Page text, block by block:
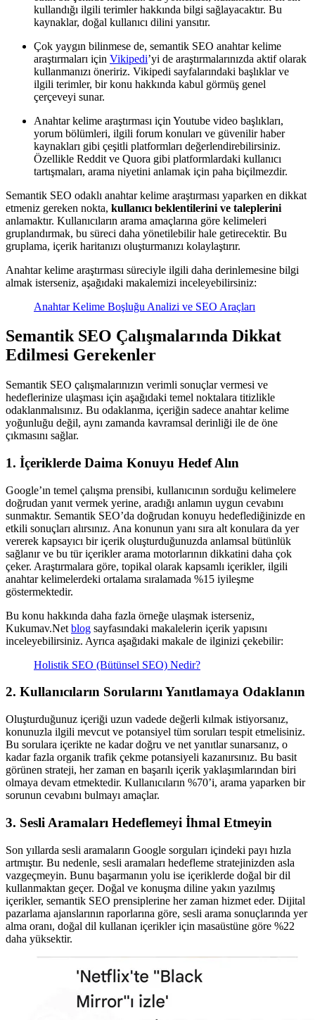
kullandığı ilgili terimler hakkında bilgi sağlayacaktır. Bu
kaynaklar, doğal kullanıcı dilini yansıtır.
Çok yaygın bilinmese de, semantik SEO anahtar kelime
araştırmaları için Vikipedi’yi de araştırmalarınızda aktif olarak
kullanmanızı öneririz. Vikipedi sayfalarındaki başlıklar ve
ilgili terimler, bir konu hakkında kabul görmüş genel
çerçeveyi sunar.
Anahtar kelime araştırması için Youtube video başlıkları,
yorum bölümleri, ilgili forum konuları ve güvenilir haber
kaynakları gibi çeşitli platformları değerlendirebilirsiniz.
Özellikle Reddit ve Quora gibi platformlardaki kullanıcı
tartışmaları, arama niyetini anlamak için paha biçilmezdir.
Semantik SEO odaklı anahtar kelime araştırması yaparken en dikkat
etmeniz gereken nokta, kullanıcı beklentilerini ve taleplerini
anlamaktır. Kullanıcıların arama amaçlarına göre kelimeleri
gruplandırmak, bu süreci daha yönetilebilir hale getirecektir. Bu
gruplama, içerik haritanızı oluşturmanızı kolaylaştırır.
Anahtar kelime araştırması süreciyle ilgili daha derinlemesine bilgi
almak isterseniz, aşağıdaki makalemizi inceleyebilirsiniz:
Anahtar Kelime Boşluğu Analizi ve SEO Araçları
Semantik SEO Çalışmalarında Dikkat
Edilmesi Gerekenler
Semantik SEO çalışmalarınızın verimli sonuçlar vermesi ve
hedeflerinize ulaşması için aşağıdaki temel noktalara titizlikle
odaklanmalısınız. Bu odaklanma, içeriğin sadece anahtar kelime
yoğunluğu değil, aynı zamanda kavramsal derinliği ile de öne
çıkmasını sağlar.
1. İçeriklerde Daima Konuyu Hedef Alın
Google’ın temel çalışma prensibi, kullanıcının sorduğu kelimelere
doğrudan yanıt vermek yerine, aradığı anlamın uygun cevabını
sunmaktır. Semantik SEO’da doğrudan konuyu hedeflediğinizde en
etkili sonuçları alırsınız. Ana konunun yanı sıra alt konulara da yer
vererek kapsayıcı bir içerik oluşturduğunuzda anlamsal bütünlük
sağlanır ve bu tür içerikler arama motorlarının dikkatini daha çok
çeker. Araştırmalara göre, topikal olarak kapsamlı içerikler, ilgili
anahtar kelimelerdeki ortalama sıralamada %15 iyileşme
göstermektedir.
Bu konu hakkında daha fazla örneğe ulaşmak isterseniz,
Kukumav.Net blog sayfasındaki makalelerin içerik yapısını
inceleyebilirsiniz. Ayrıca aşağıdaki makale de ilginizi çekebilir:
Holistik SEO (Bütünsel SEO) Nedir?
2. Kullanıcıların Sorularını Yanıtlamaya Odaklanın
Oluşturduğunuz içeriği uzun vadede değerli kılmak istiyorsanız,
konunuzla ilgili mevcut ve potansiyel tüm soruları tespit etmelisiniz.
Bu sorulara içerikte ne kadar doğru ve net yanıtlar sunarsanız, o
kadar fazla organik trafik çekme potansiyeli kazanırsınız. Bu basit
görünen strateji, her zaman en başarılı içerik yaklaşımlarından biri
olmaya devam etmektedir. Kullanıcıların %70’i, arama yaparken bir
sorunun cevabını bulmayı amaçlar.
3. Sesli Aramaları Hedeflemeyi İhmal Etmeyin
Son yıllarda sesli aramaların Google sorguları içindeki payı hızla
artmıştır. Bu nedenle, sesli aramaları hedefleme stratejinizden asla
vazgeçmeyin. Bunu başarmanın yolu ise içeriklerde doğal bir dil
kullanmaktan geçer. Doğal ve konuşma diline yakın yazılmış
içerikler, semantik SEO prensiplerine her zaman hizmet eder. Dijital
pazarlama ajanslarının raporlarına göre, sesli arama sonuçlarında yer
alma oranı, doğal dil kullanan içerikler için masaüstüne göre %22
daha yüksektir.